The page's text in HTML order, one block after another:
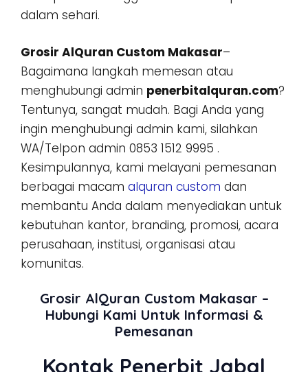
dalam sehari.
Grosir AlQuran Custom Makasar–
Bagaimana langkah memesan atau
menghubungi admin penerbitalquran.com?
Tentunya, sangat mudah. Bagi Anda yang
ingin menghubungi admin kami, silahkan
WA/Telpon admin 0853 1512 9995 .
Kesimpulannya, kami melayani pemesanan
berbagai macam alquran custom dan
membantu Anda dalam menyediakan untuk
kebutuhan kantor, branding, promosi, acara
perusahaan, institusi, organisasi atau
komunitas.
Grosir AlQuran Custom Makasar –
Hubungi Kami Untuk Informasi &
Pemesanan
Kontak Penerbit Jabal